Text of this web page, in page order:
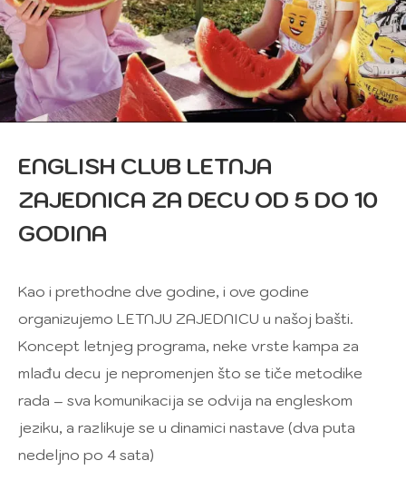
ENGLISH CLUB LETNJA
ZAJEDNICA ZA DECU OD 5 DO 10
GODINA
Kao i prethodne dve godine, i ove godine
organizujemo LETNJU ZAJEDNICU u našoj bašti.
Koncept letnjeg programa, neke vrste kampa za
mlađu decu je nepromenjen što se tiče metodike
rada – sva komunikacija se odvija na engleskom
jeziku, a razlikuje se u dinamici nastave (dva puta
nedeljno po 4 sata)